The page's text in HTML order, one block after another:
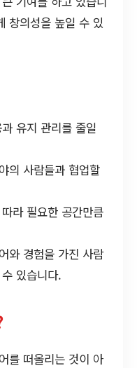
창의성을 높일 수 있
유지 관리를 줄일
의 사람들과 협업할
라 필요한 공간만큼
와 경험을 가진 사람
있습니다.
를 떠올리는 것이 아